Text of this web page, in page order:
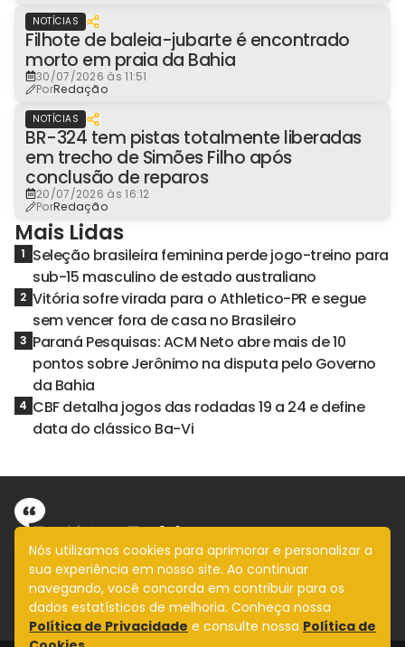
NOTÍCIAS
Filhote de baleia-jubarte é encontrado
morto em praia da Bahia
30/07/2026 às 11:51
PorRedação
NOTÍCIAS
BR-324 tem pistas totalmente liberadas
em trecho de Simões Filho após
conclusão de reparos
20/07/2026 às 16:12
PorRedação
Mais Lidas
1 Seleção brasileira feminina perde jogo-treino para
sub-15 masculino de estado australiano
2 Vitória sofre virada para o Athletico-PR e segue
sem vencer fora de casa no Brasileiro
3 Paraná Pesquisas: ACM Neto abre mais de 10
pontos sobre Jerônimo na disputa pelo Governo
da Bahia
4 CBF detalha jogos das rodadas 19 a 24 e define
data do clássico Ba-Vi
Informação com imparcialidade
SIGA
Nós utilizamos cookies para aprimorar e personalizar a
sua experiência em nosso site. Ao continuar
navegando, você concorda em contribuir para os
dados estatísticos de melhoria. Conheça nossa
Política de Privacidade e consulte nossa Política de